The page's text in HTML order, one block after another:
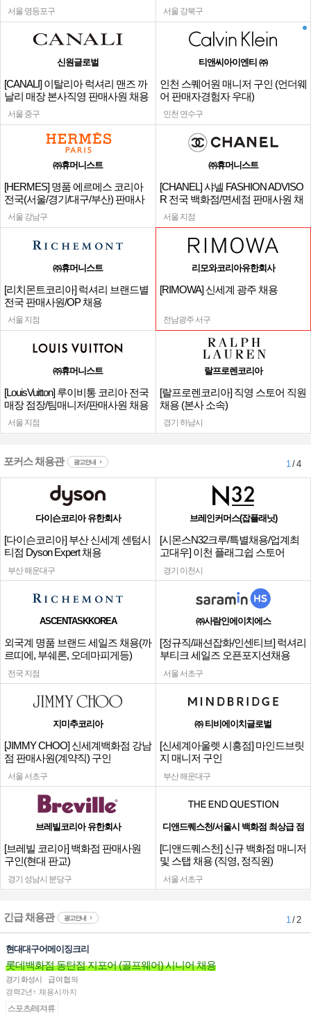
서울 영등포구 서울 강북구
신원글로벌
[CANALI] 이탈리아 럭셔리 맨즈 까
날리 매장 본사직영 판매사원 채용
서울 중구
티앤씨아이엔티 ㈜
인천 스퀘어원 매니저 구인 (언더웨
어 판매자경험자 우대)
인천 연수구
㈜휴머니스트
[HERMES] 명품 에르메스 코리아
전국(서울/경기/대구/부산) 판매사
원
서울 강남구
㈜휴머니스트
[CHANEL] 샤넬 FASHION ADVISO
R 전국 백화점/면세점 판매사원 채
용
서울 지점
㈜휴머니스트
[리치몬트코리아] 럭셔리 브랜드별
전국 판매사원/OP 채용
서울 지점
리모와코리아유한회사
[RIMOWA] 신세계 광주 채용
전남광주 서구
㈜휴머니스트
[LouisVuitton] 루이비통 코리아 전국
매장 점장/팀매니저/판매사원 채용
서울 지점
랄프로렌코리아
[랄프로렌코리아] 직영 스토어 직원
채용 (본사 소속)
경기 하남시
포커스 채용관 광고안내 1/ 4
다이슨코리아 유한회사
[다이슨코리아] 부산 신세계 센텀시
티점 Dyson Expert 채용
부산 해운대구
브레인커머스(잡플래닛)
[시몬스N32크루/특별채용/업계최
고대우] 이천 플래그쉽 스토어
경기 이천시
ASCENTASKKOREA
외국계 명품 브랜드 세일즈 채용(까
르띠에, 부쉐론, 오데마피게등)
전국 지점
㈜사람인에이치에스
[정규직/패션잡화/인센티브] 럭셔리
부티크 세일즈 오픈포지션채용
서울 서초구
지미추코리아
[JIMMY CHOO] 신세계백화점 강남
점 판매사원(계약직) 구인
서울 서초구
㈜ 티비에이치글로벌
[신세계아울렛 시흥점] 마인드브릿
지 매니저 구인
부산 해운대구
브레빌코리아 유한회사
[브레빌 코리아] 백화점 판매사원
구인(현대 판교)
경기 성남시 분당구
디앤드퀘스천/서울시 백화점 최상급 점
[디앤드퀘스천] 신규 백화점 매니저
및 스탭 채용 (직영, 정직원)
서울 서초구
긴급 채용관 광고안내 1/ 2
현대대구어메이징크리
롯데백화점 동탄점 지포어 (골프웨어) 시니어 채용
경기 화성시
급여협의
경력2년↑ 채용시까지
스포츠/레져류